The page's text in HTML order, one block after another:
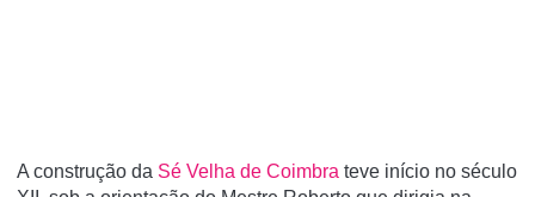
A construção da Sé Velha de Coimbra teve início no século